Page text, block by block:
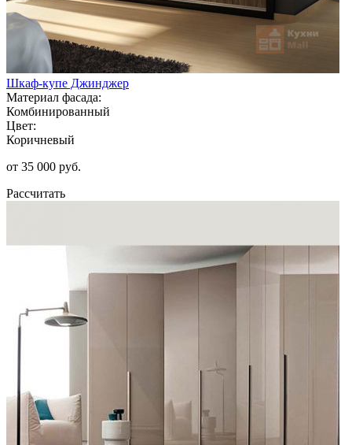
Шкаф-купе Джинджер
Материал фасада:
Комбинированный
Цвет:
Коричневый
от 35 000 руб.
Рассчитать